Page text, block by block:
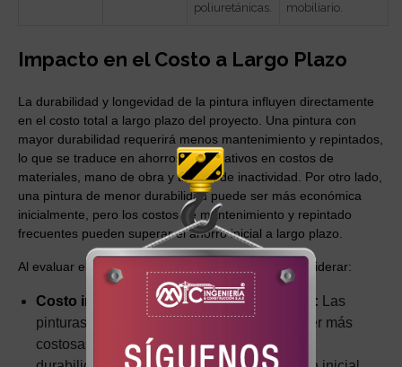
poliuretánicas.
mobiliario.
Impacto en el Costo a Largo Plazo
La durabilidad y longevidad de la pintura influyen directamente
en el costo total a largo plazo del proyecto. Una pintura con
mayor durabilidad requerirá menos mantenimiento y repintados,
lo que se traduce en ahorros significativos en costos de
materiales, mano de obra y tiempo de inactividad. Por otro lado,
una pintura de menor durabilidad puede ser más económica
inicialmente, pero los costos de mantenimiento y repintado
frecuentes pueden superar el ahorro inicial a largo plazo.
Al evaluar el costo a largo plazo, es importante considerar:
Costo inicial de la pintura y su aplicación: Las
pinturas epóxicas y poliuretánicas suelen ser más
costosas que las alquídicas, pero su mayor